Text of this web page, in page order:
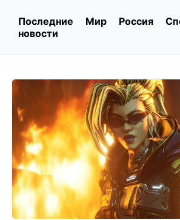
Последние
новости
Мир Россия